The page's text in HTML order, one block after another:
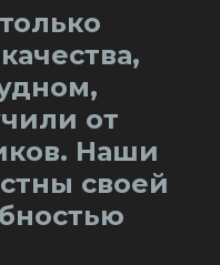
от
Наши
своей